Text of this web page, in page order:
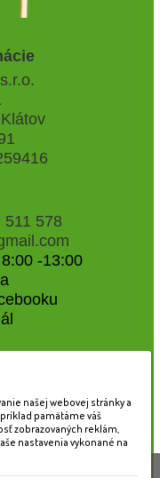
511 578
-13:00
nám
našej webovej stránky a
pamätáme váš
zobrazovaných reklám,
nastavenia vykonané na